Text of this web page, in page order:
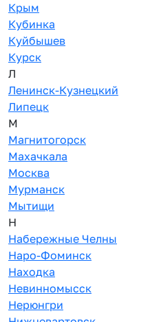
Крым
Кубинка
Куйбышев
Курск
Л
Ленинск-Кузнецкий
Липецк
М
Магнитогорск
Махачкала
Москва
Мурманск
Мытищи
Н
Набережные Челны
Наро-Фоминск
Находка
Невинномысск
Нерюнгри